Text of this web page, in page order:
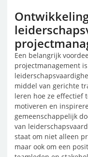
Een belangrijk
projectmanagement
middel van gerichte
leren hoe ze effectief
motiveren en
gemeenschappelijk
van
staat om niet alleen
maar ook om een